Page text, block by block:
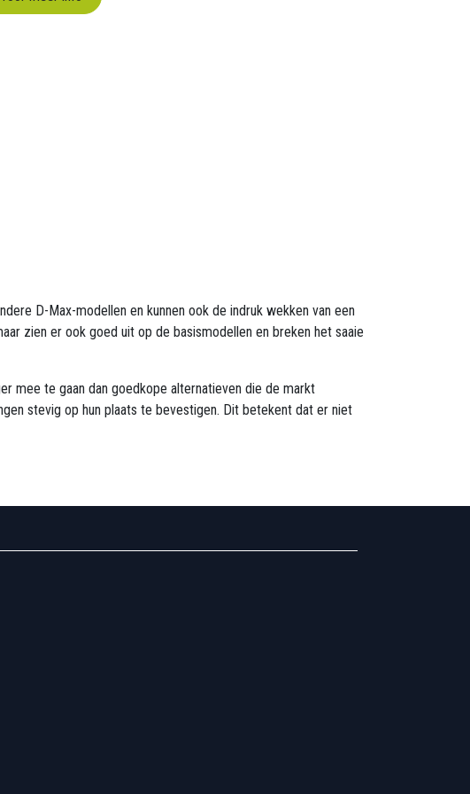
D-Max-modellen en kunnen ook de indruk wekken van een
zien er ook goed uit op de basismodellen en breken het saaie
mee te gaan dan goedkope alternatieven die de markt
stevig op hun plaats te bevestigen. Dit betekent dat er niet